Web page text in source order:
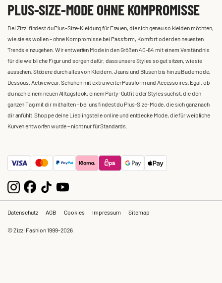
PLUS-SIZE-MODE OHNE KOMPROMISSE
Bei Zizzi findest du Plus-Size-Kleidung für Frauen, die sich genau so kleiden möchten,
wie sie es wollen – ohne Kompromisse bei Passform, Komfort oder den neuesten
Trends einzugehen. Wir entwerfen Mode in den Größen 40-64 mit einem Verständnis
für die weibliche Figur und sorgen dafür, dass unsere Styles so gut sitzen, wie sie
aussehen. Stöbere durch alles von Kleidern, Jeans und Blusen bis hin zu Bademode,
Dessous, Activewear, Schuhen mit extra weiter Passform und Accessoires. Egal, ob
du nach einem neuen Alltagslook, einem Party-Outfit oder Styles suchst, die den
ganzen Tag mit dir mithalten – bei uns findest du Plus-Size-Mode, die sich ganz nach
dir anfühlt. Shoppe deine Lieblingsteile online und entdecke Mode, die für weibliche
Kurven entworfen wurde – nicht nur für Standards.
Datenschutz AGB Cookies Impressum Sitemap
© Zizzi Fashion 1999-2026